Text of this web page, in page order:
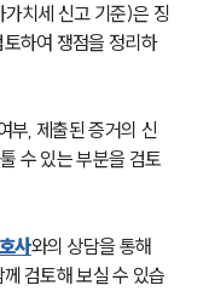
치세 신고 기준)은 징
하여 쟁점을 정리하
부, 제출된 증거의 신
수 있는 부분을 검토
사와의 상담을 통해
검토해 보실 수 있습